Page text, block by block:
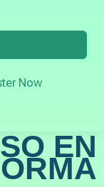
Now
EN